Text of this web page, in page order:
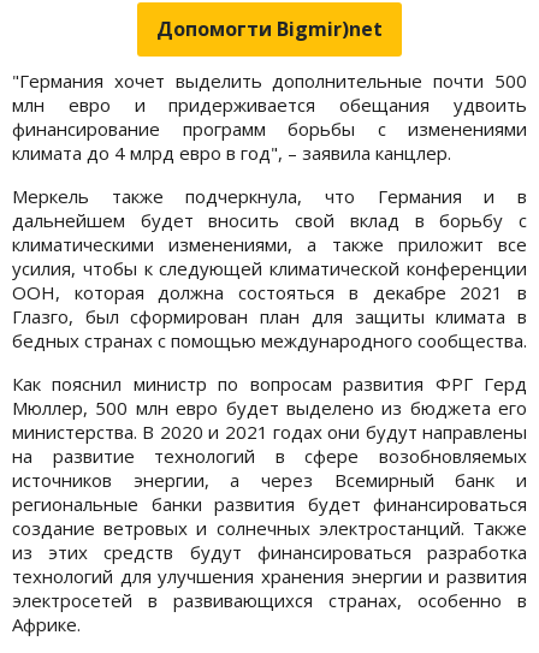
Допомогти Bigmir)net
"Германия хочет выделить дополнительные почти 500
млн евро и придерживается обещания удвоить
финансирование программ борьбы с изменениями
климата до 4 млрд евро в год", – заявила канцлер.
Меркель также подчеркнула, что Германия и в
дальнейшем будет вносить свой вклад в борьбу с
климатическими изменениями, а также приложит все
усилия, чтобы к следующей климатической конференции
ООН, которая должна состояться в декабре 2021 в
Глазго, был сформирован план для защиты климата в
бедных странах с помощью международного сообщества.
Как пояснил министр по вопросам развития ФРГ Герд
Мюллер, 500 млн евро будет выделено из бюджета его
министерства. В 2020 и 2021 годах они будут направлены
на развитие технологий в сфере возобновляемых
источников энергии, а через Всемирный банк и
региональные банки развития будет финансироваться
создание ветровых и солнечных электростанций. Также
из этих средств будут финансироваться разработка
технологий для улучшения хранения энергии и развития
электросетей в развивающихся странах, особенно в
Африке.